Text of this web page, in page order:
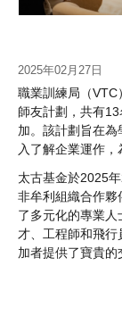
2025年02月27日
職業訓練局（VTC
師友計劃，共有
加。該計劃旨在
入了解企業運作，
太古基金於2025
非牟利組織合作夥
了多元化的專業
才、工程師和飛行
加者提供了寶貴的